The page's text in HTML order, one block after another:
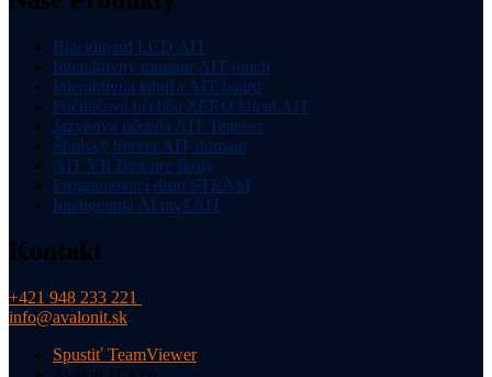
Blackboard LCD AIT
Interaktívny monitor AIT touch
Interaktívna tabuľa AIT board
Počítačová učebňa ZERO klient AIT
Jazyková učebňa AIT Teacher
Školský Server AIT domain
AIT VR Box pre školy
Programovací dron STEAM
Inteligentná AI myš AIT
Kontakt
+421 948 233 221
info@avalonit.sk
Spustiť TeamViewer